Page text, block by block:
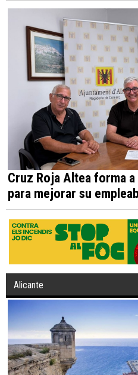
Cruz Roja Altea forma
para mejorar su
Alicante